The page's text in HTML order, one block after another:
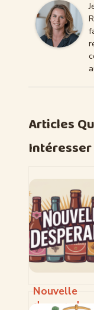
Articles
Intéresser
Nouvelle
desperados :